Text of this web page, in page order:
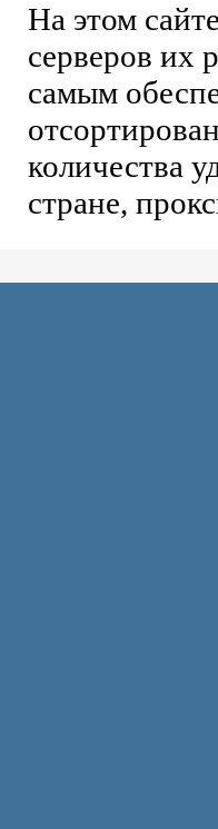
На этом
серверов их
самым
количества
стране,